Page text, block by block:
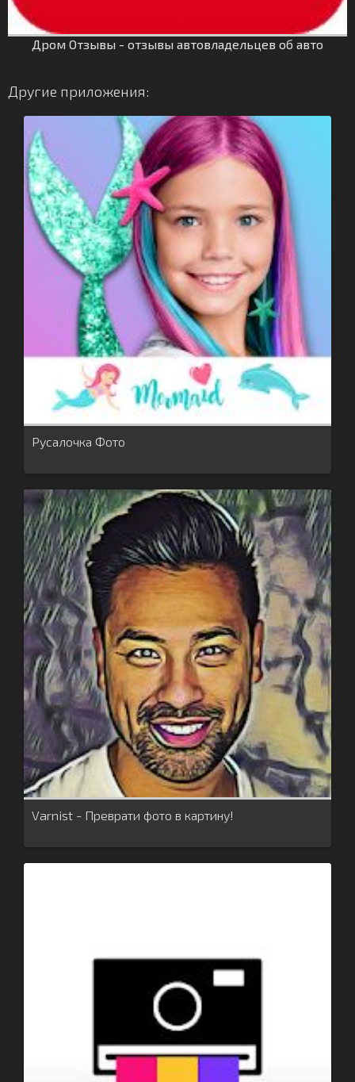
Дром Отзывы - отзывы автовладельцев об авто
Другие приложения:
Русалочка Фото
Varnist - Преврати фото в картину!